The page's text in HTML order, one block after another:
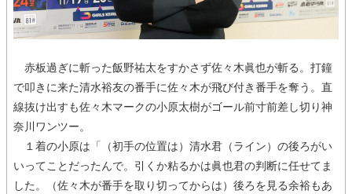
赤板過ぎに斬った飯野祐太をすかさず佐々木眞也が斬る。打鐘
で叩きに来た清水裕友の番手に佐々木が飛び付き番手を奪う。直
線抜け出すも佐々木マークの小原太樹がゴール前寸前差し切り神
奈川ワンツー。
１着の小原は「（初手の位置は）清水君（ライン）の後ろがい
いってことだったんで。引くか粘るかは眞也君の判断に任せてま
した。（佐々木が番手を取り切ってからは）後ろを見る余裕もあ